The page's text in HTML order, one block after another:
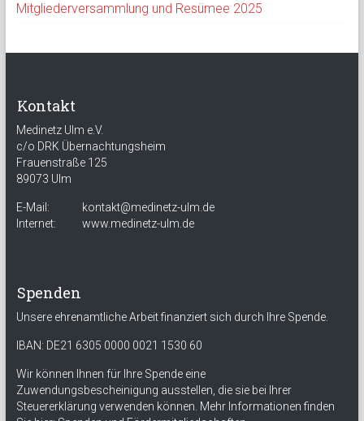
Mitgliederversammlung und Resümee 2025
Kontakt
Medinetz Ulm e.V.
c/o DRK Übernachtungsheim
Frauenstraße 125
89073 Ulm
E-Mail:
kontakt@medinetz-ulm.de
Internet:
www.medinetz-ulm.de
Spenden
Unsere ehrenamtliche Arbeit finanziert sich durch Ihre Spende.
IBAN: DE21 6305 0000 0021 1530 60
Wir können Ihnen für Ihre Spende eine
Zuwendungsbescheinigung ausstellen, die sie bei Ihrer
Steuererklärung verwenden können. Mehr Informationen finden